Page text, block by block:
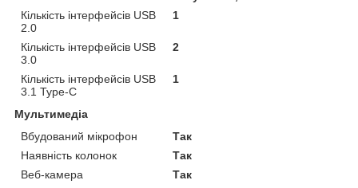
Кількість інтерфейсів USB
2.0
1
Кількість інтерфейсів USB
3.0
2
Кількість інтерфейсів USB
3.1 Type-C
1
Мультимедіа
Вбудований мікрофон
Так
Наявність колонок
Так
Веб-камера
Так